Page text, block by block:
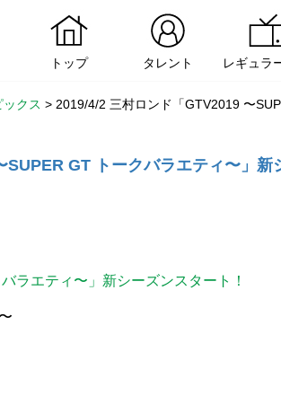
トップ タレント レギュラ
ックス > 2019/4/2 三村ロンド「GTV2019 〜
GT トークバラエティ〜」新
ラエティ〜」新シーズンスタート！